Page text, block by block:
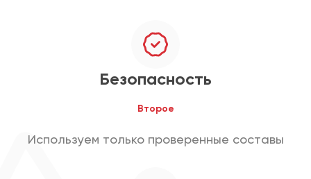
Безопасность
Второе
Используем только проверенные составы